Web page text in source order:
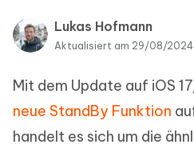
PDNob
PDF
Neu
iAnyGo
Lukas Hofmann
Aktualisiert am 29/08/
Mit dem Update auf iOS
neue StandBy Funktion
handelt es sich um die